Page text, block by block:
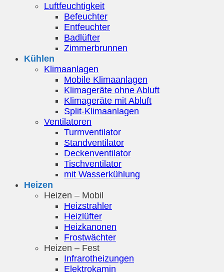
Luftfeuchtigkeit
Befeuchter
Entfeuchter
Badlüfter
Zimmerbrunnen
Kühlen
Klimaanlagen
Mobile Klimaanlagen
Klimageräte ohne Abluft
Klimageräte mit Abluft
Split-Klimaanlagen
Ventilatoren
Turmventilator
Standventilator
Deckenventilator
Tischventilator
mit Wasserkühlung
Heizen
Heizen – Mobil
Heizstrahler
Heizlüfter
Heizkanonen
Frostwächter
Heizen – Fest
Infrarotheizungen
Elektrokamin